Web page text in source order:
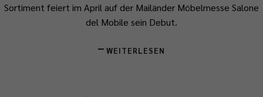
Sortiment feiert im April auf der Mailänder Möbelmesse Salone
del Mobile sein Debut.
WEITERLESEN